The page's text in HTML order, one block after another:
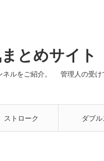
とめサイト
ルをご紹介。 管理人の受け
ストローク ダブル